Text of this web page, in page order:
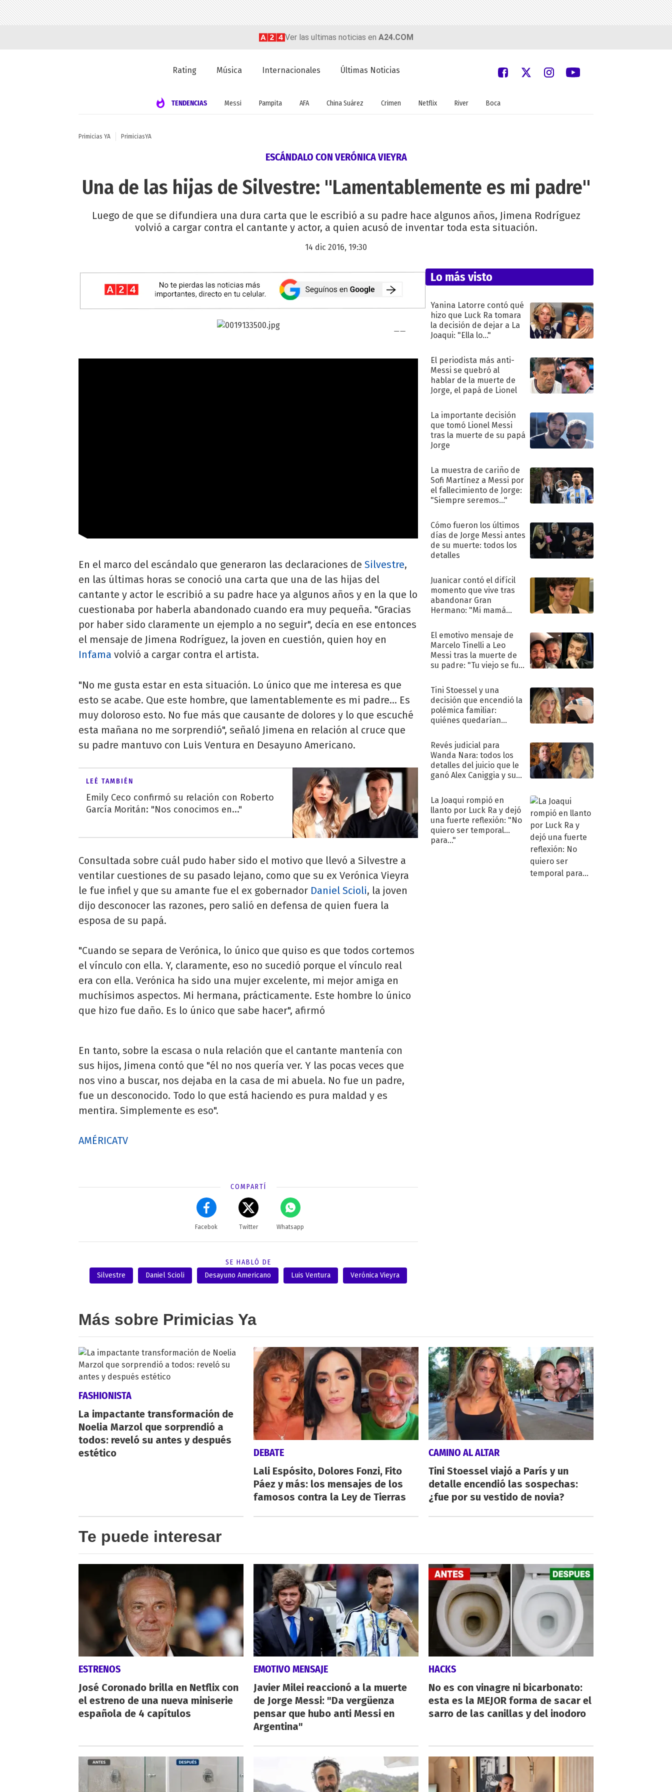
Ver las ultimas noticias en A24.COM
Rating Música Internacionales Últimas Noticias
TENDENCIAS Messi Pampita AFA China Suárez Crimen Netflix River Boca
Primicias YA PrimiciasYA
ESCÁNDALO CON VERÓNICA VIEYRA
Una de las hijas de Silvestre: "Lamentablemente es mi padre"
Luego de que se difundiera una dura carta que le escribió a su padre hace algunos años, Jimena Rodríguez
volvió a cargar contra el cantante y actor, a quien acusó de inventar toda esta situación.
14 dic 2016, 19:30
En el marco del escándalo que generaron las declaraciones de Silvestre,
en las últimas horas se conoció una carta que una de las hijas del
cantante y actor le escribió a su padre hace ya algunos años y en la que lo
cuestionaba por haberla abandonado cuando era muy pequeña. "Gracias
por haber sido claramente un ejemplo a no seguir", decía en ese entonces
el mensaje de Jimena Rodríguez, la joven en cuestión, quien hoy en
Infama volvió a cargar contra el artista.
"No me gusta estar en esta situación. Lo único que me interesa es que
esto se acabe. Que este hombre, que lamentablemente es mi padre... Es
muy doloroso esto. No fue más que causante de dolores y lo que escuché
esta mañana no me sorprendió", señaló Jimena en relación al cruce que
su padre mantuvo con Luis Ventura en Desayuno Americano.
LEÉ TAMBIÉN
Emily Ceco confirmó su relación con Roberto
García Moritán: "Nos conocimos en..."
Consultada sobre cuál pudo haber sido el motivo que llevó a Silvestre a
ventilar cuestiones de su pasado lejano, como que su ex Verónica Vieyra
le fue infiel y que su amante fue el ex gobernador Daniel Scioli, la joven
dijo desconocer las razones, pero salió en defensa de quien fuera la
esposa de su papá.
"Cuando se separa de Verónica, lo único que quiso es que todos cortemos
el vínculo con ella. Y, claramente, eso no sucedió porque el vínculo real
era con ella. Verónica ha sido una mujer excelente, mi mejor amiga en
muchísimos aspectos. Mi hermana, prácticamente. Este hombre lo único
que hizo fue daño. Es lo único que sabe hacer", afirmó
En tanto, sobre la escasa o nula relación que el cantante mantenía con
sus hijos, Jimena contó que "él no nos quería ver. Y las pocas veces que
nos vino a buscar, nos dejaba en la casa de mi abuela. No fue un padre,
fue un desconocido. Todo lo que está haciendo es pura maldad y es
mentira. Simplemente es eso".
AMÉRICATV
COMPARTÍ
Facebok Twitter Whatsapp
SE HABLÓ DE
Silvestre
Daniel Scioli Desayuno Americano Luis Ventura Verónica Vieyra
Lo más visto
Yanina Latorre contó qué
hizo que Luck Ra tomara
la decisión de dejar a La
Joaqui: "Ella lo..."
El periodista más anti-
Messi se quebró al
hablar de la muerte de
Jorge, el papá de Lionel
La importante decisión
que tomó Lionel Messi
tras la muerte de su papá
Jorge
La muestra de cariño de
Sofi Martínez a Messi por
el fallecimiento de Jorge:
"Siempre seremos..."
Cómo fueron los últimos
días de Jorge Messi antes
de su muerte: todos los
detalles
Juanicar contó el difícil
momento que vive tras
abandonar Gran
Hermano: "Mi mamá
El emotivo mensaje de
Marcelo Tinelli a Leo
Messi tras la muerte de
su padre: "Tu viejo se fue
Tini Stoessel y una
decisión que encendió la
polémica familiar:
quiénes quedarían
Revés judicial para
Wanda Nara: todos los
detalles del juicio que le
ganó Alex Caniggia y sus
La Joaqui rompió en
llanto por Luck Ra y dejó
una fuerte reflexión: "No
quiero ser temporal
para..."
Más sobre Primicias Ya
FASHIONISTA
La impactante transformación de
Noelia Marzol que sorprendió a
todos: reveló su antes y después
estético
DEBATE
Lali Espósito, Dolores Fonzi, Fito
Páez y más: los mensajes de los
famosos contra la Ley de Tierras
CAMINO AL ALTAR
Tini Stoessel viajó a París y un
detalle encendió las sospechas:
¿fue por su vestido de novia?
Te puede interesar
ESTRENOS
José Coronado brilla en Netflix con
el estreno de una nueva miniserie
española de 4 capítulos
EMOTIVO MENSAJE
Javier Milei reaccionó a la muerte
de Jorge Messi: "Da vergüenza
pensar que hubo anti Messi en
Argentina"
HACKS
No es con vinagre ni bicarbonato:
esta es la MEJOR forma de sacar el
sarro de las canillas y del inodoro